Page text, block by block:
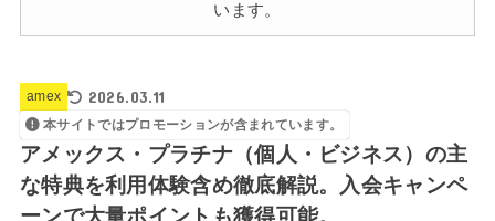
います。
amex 2026.03.11
本サイトではプロモーションが含まれています。
アメックス・プラチナ（個人・ビジネス）の主
な特典を利用体験含め徹底解説。入会キャンペ